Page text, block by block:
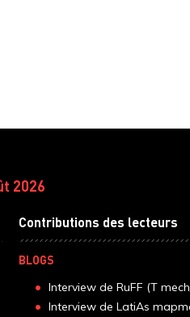
2026
Contributions des lecteurs
BLOGS
Interview de RuFF (T
Interview de LatiAs